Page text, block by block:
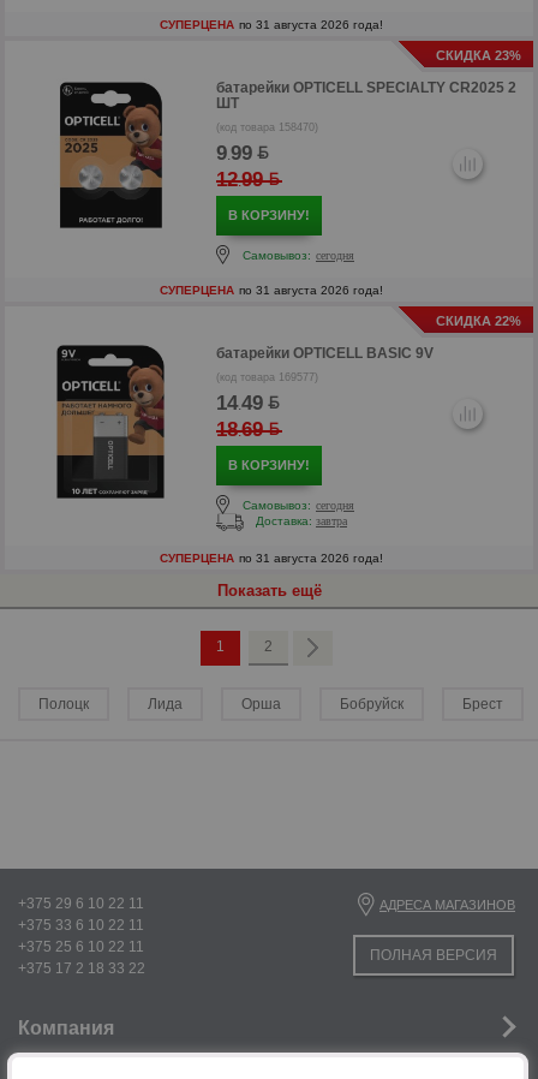
р
СУПЕРЦЕНА по 31 августа 2026 года!
СКИДКА 23%
батарейки OPTICELL SPECIALTY CR2025 2
ШТ
(код товара 158470)
9.99
12.99
В КОРЗИНУ!
Самовывоз: сегодня
СУПЕРЦЕНА по 31 августа 2026 года!
СКИДКА 22%
батарейки OPTICELL BASIC 9V
(код товара 169577)
14.49
18.69
В КОРЗИНУ!
Самовывоз: сегодня
Доставка: завтра
СУПЕРЦЕНА по 31 августа 2026 года!
Показать ещё
1 2
Полоцк Лида Орша Бобруйск Брест
+375 29 6 10 22 11
+375 33 6 10 22 11
+375 25 6 10 22 11
+375 17 2 18 33 22
АДРЕСА МАГАЗИНОВ
ПОЛНАЯ ВЕРСИЯ
Компания